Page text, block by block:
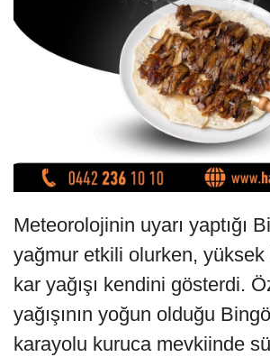
Meteorolojinin uyarı yaptığı
yağmur etkili olurken,
kar yağışı kendini gösterdi.
yağışının yoğun olduğu
karayolu kuruca mevkiinde